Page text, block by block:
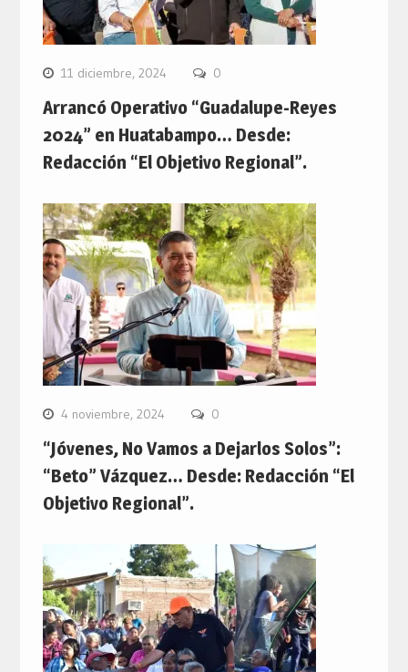
11 diciembre, 2024 0
Arrancó Operativo “Guadalupe-Reyes
2024” en Huatabampo… Desde:
Redacción “El Objetivo Regional”.
4 noviembre, 2024 0
“Jóvenes, No Vamos a Dejarlos Solos”:
“Beto” Vázquez… Desde: Redacción “El
Objetivo Regional”.